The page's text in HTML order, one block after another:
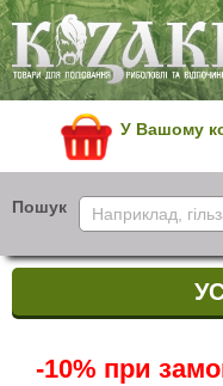
У Вашому
Пошук
-10% при